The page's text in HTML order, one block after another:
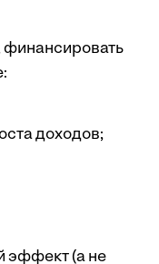
доходов;
эффект (а не